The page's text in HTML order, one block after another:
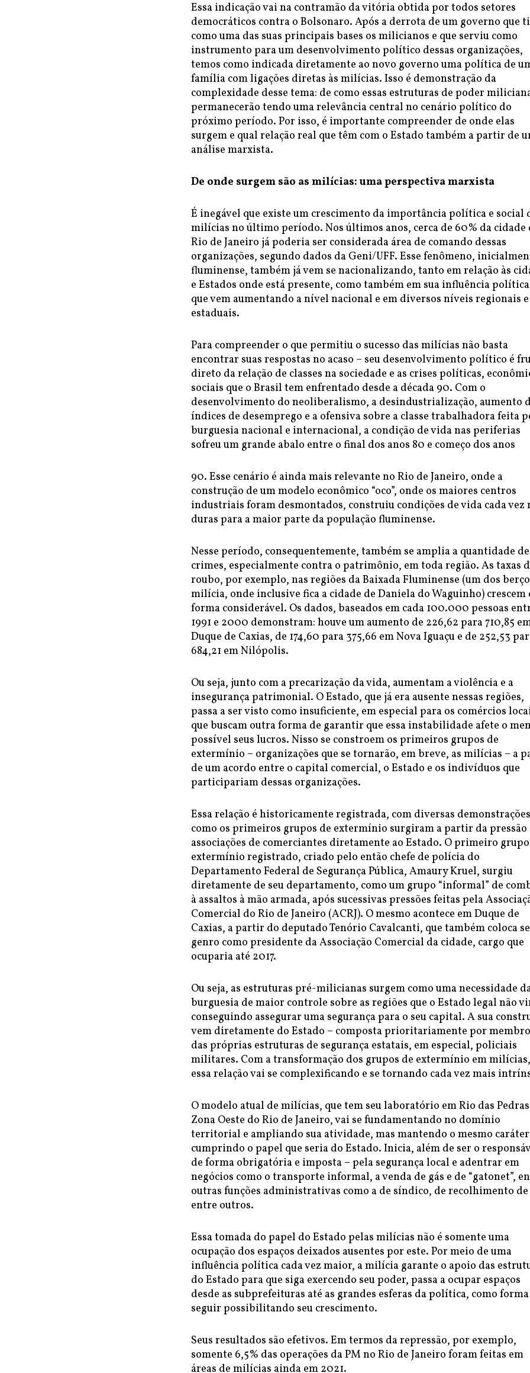
Essa indicação vai na contramão da vitória obtida por todos setores
democráticos contra o Bolsonaro. Após a derrota de um governo que
como uma das suas principais bases os milicianos e que serviu como
instrumento para um desenvolvimento político dessas organizações,
temos como indicada diretamente ao novo governo uma política de
família com ligações diretas às milícias. Isso é demonstração da
complexidade desse tema: de como essas estruturas de poder
permanecerão tendo uma relevância central no cenário político do
próximo período. Por isso, é importante compreender de onde elas
surgem e qual relação real que têm com o Estado também a partir de
análise marxista.
De onde surgem são as milícias: uma perspectiva marxista
É inegável que existe um crescimento da importância política e social
milícias no último período. Nos últimos anos, cerca de 60% da cidade
Rio de Janeiro já poderia ser considerada área de comando dessas
organizações, segundo dados da Geni/UFF. Esse fenômeno,
fluminense, também já vem se nacionalizando, tanto em relação às
e Estados onde está presente, como também em sua influência
que vem aumentando a nível nacional e em diversos níveis regionais e
estaduais.
Para compreender o que permitiu o sucesso das milícias não basta
encontrar suas respostas no acaso – seu desenvolvimento político é
direto da relação de classes na sociedade e as crises políticas,
sociais que o Brasil tem enfrentado desde a década 90. Com o
desenvolvimento do neoliberalismo, a desindustrialização, aumento
índices de desemprego e a ofensiva sobre a classe trabalhadora feita
burguesia nacional e internacional, a condição de vida nas periferias
sofreu um grande abalo entre o final dos anos 80 e começo dos anos
90. Esse cenário é ainda mais relevante no Rio de Janeiro, onde a
construção de um modelo econômico “oco”, onde os maiores centros
industriais foram desmontados, construiu condições de vida cada vez
duras para a maior parte da população fluminense.
Nesse período, consequentemente, também se amplia a quantidade de
crimes, especialmente contra o patrimônio, em toda região. As taxas
roubo, por exemplo, nas regiões da Baixada Fluminense (um dos
milícia, onde inclusive fica a cidade de Daniela do Waguinho) crescem
forma considerável. Os dados, baseados em cada 100.000 pessoas
1991 e 2000 demonstram: houve um aumento de 226,62 para 710,85
Duque de Caxias, de 174,60 para 375,66 em Nova Iguaçu e de 252,53
684,21 em Nilópolis.
Ou seja, junto com a precarização da vida, aumentam a violência e a
insegurança patrimonial. O Estado, que já era ausente nessas regiões,
passa a ser visto como insuficiente, em especial para os comércios
que buscam outra forma de garantir que essa instabilidade afete o
possível seus lucros. Nisso se constroem os primeiros grupos de
extermínio – organizações que se tornarão, em breve, as milícias – a
de um acordo entre o capital comercial, o Estado e os indivíduos que
participariam dessas organizações.
Essa relação é historicamente registrada, com diversas
como os primeiros grupos de extermínio surgiram a partir da pressão
associações de comerciantes diretamente ao Estado. O primeiro
extermínio registrado, criado pelo então chefe de polícia do
Departamento Federal de Segurança Pública, Amaury Kruel, surgiu
diretamente de seu departamento, como um grupo “informal” de
à assaltos à mão armada, após sucessivas pressões feitas pela
Comercial do Rio de Janeiro (ACRJ). O mesmo acontece em Duque de
Caxias, a partir do deputado Tenório Cavalcanti, que também coloca
genro como presidente da Associação Comercial da cidade, cargo que
ocuparia até 2017.
Ou seja, as estruturas pré-milicianas surgem como uma necessidade
burguesia de maior controle sobre as regiões que o Estado legal não
conseguindo assegurar uma segurança para o seu capital. A sua
vem diretamente do Estado – composta prioritariamente por
das próprias estruturas de segurança estatais, em especial, policiais
militares. Com a transformação dos grupos de extermínio em milícias,
essa relação vai se complexificando e se tornando cada vez mais
O modelo atual de milícias, que tem seu laboratório em Rio das
Zona Oeste do Rio de Janeiro, vai se fundamentando no domínio
territorial e ampliando sua atividade, mas mantendo o mesmo
cumprindo o papel que seria do Estado. Inicia, além de ser o
de forma obrigatória e imposta – pela segurança local e adentrar em
negócios como o transporte informal, a venda de gás e de “gatonet”,
outras funções administrativas como a de síndico, de recolhimento
entre outros.
Essa tomada do papel do Estado pelas milícias não é somente uma
ocupação dos espaços deixados ausentes por este. Por meio de uma
influência política cada vez maior, a milícia garante o apoio das
do Estado para que siga exercendo seu poder, passa a ocupar espaços
desde as subprefeituras até as grandes esferas da política, como
seguir possibilitando seu crescimento.
Seus resultados são efetivos. Em termos da repressão, por exemplo,
somente 6,5% das operações da PM no Rio de Janeiro foram feitas em
áreas de milícias ainda em 2021.